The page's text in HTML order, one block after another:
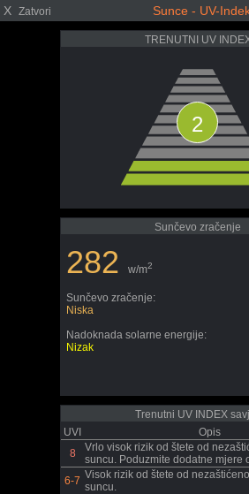
X Zatvori Sunce - UV-
TRENUTNI UV
2
Sunčevo zračenje
282 w/m2
Sunčevo zračenje:
Niska
Nadoknada solarne energije:
Nizak
Trenutni UV INDEX
UVI
Opis
8
Vrlo visok rizik od štete od
suncu. Poduzmite dodatne mjere
6-7 Visok rizik od štete od
suncu.